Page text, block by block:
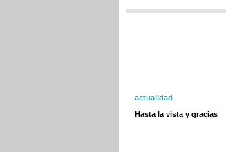
actualidad
Hasta la vista y gracias